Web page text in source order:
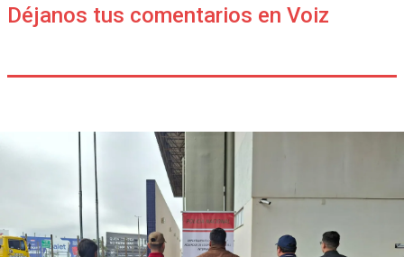
Déjanos tus comentarios en Voiz